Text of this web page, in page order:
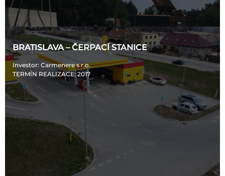
BRATISLAVA – ČERPACÍ STANICE
Investor: Carmenere s.r.o.
TERMÍN REALIZACE: 2017